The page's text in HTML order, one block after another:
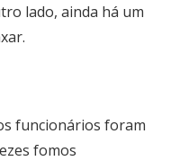
lado, ainda há um
funcionários foram
fomos